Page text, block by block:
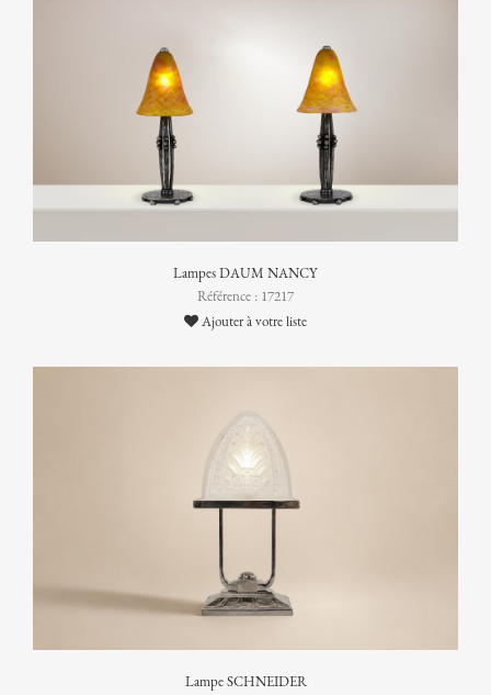
Lampes DAUM NANCY
Référence : 17217
Ajouter à votre liste
Lampe SCHNEIDER